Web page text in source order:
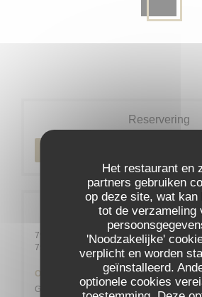
Het restaurant en
partners gebruiken
op deze site, wat kan
tot de verzameling
'Noodzakelijke'
verplicht en worden
geïnstalleerd.
optionele cookies
Reservering
Algemene
79 rue Daguerre - 01 43 21 92 29
75014 Paris
((opent in een nieuw venster))
Ondergrondse
Gaîté